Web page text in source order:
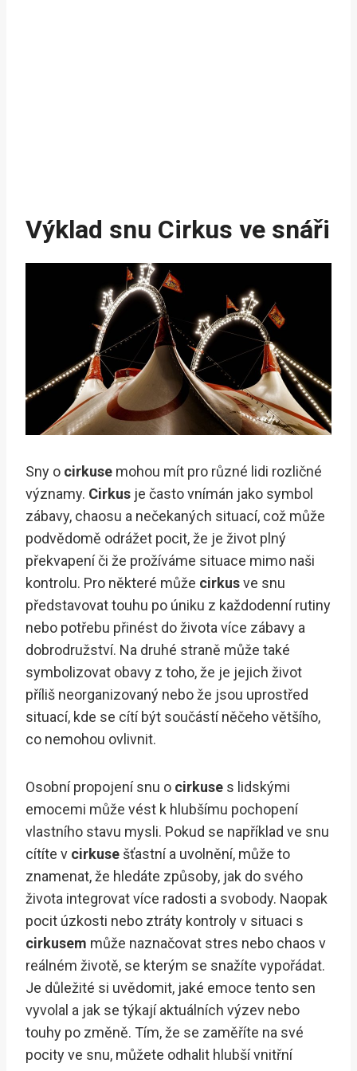
Výklad snu Cirkus ve snáři
Sny o cirkuse mohou mít pro různé lidi rozličné
významy. Cirkus je často vnímán jako symbol
zábavy, chaosu a nečekaných situací, což může
podvědomě odrážet pocit, že je život plný
překvapení či že prožíváme situace mimo naši
kontrolu. Pro některé může cirkusve snu
představovat touhu po úniku z každodenní rutiny
nebo potřebu přinést do života více zábavy a
dobrodružství. Na druhé straně může také
symbolizovat obavy z toho, že je jejich život
příliš neorganizovaný nebo že jsou uprostřed
situací, kde se cítí být součástí něčeho většího,
co nemohou ovlivnit.
Osobní propojení snu o cirkuse s lidskými
emocemi může vést k hlubšímu pochopení
vlastního stavu mysli. Pokud se například ve snu
cítíte v cirkuse šťastní a uvolnění, může to
znamenat, že hledáte způsoby, jak do svého
života integrovat více radosti a svobody. Naopak
pocit úzkosti nebo ztráty kontroly v situaci s
cirkusem může naznačovat stres nebo chaos v
reálném životě, se kterým se snažíte vypořádat.
Je důležité si uvědomit, jaké emoce tento sen
vyvolal a jak se týkají aktuálních výzev nebo
touhy po změně. Tím, že se zaměříte na své
pocity ve snu, můžete odhalit hlubší vnitřní